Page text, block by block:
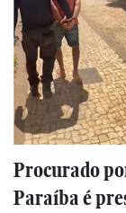
Procurado
Paraíba é